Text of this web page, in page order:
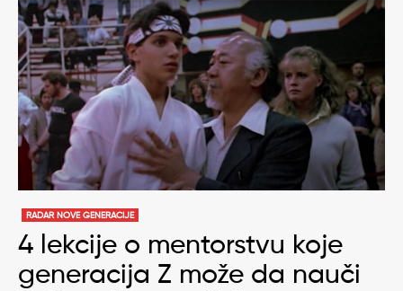
RADAR NOVE GENERACIJE
4 lekcije o mentorstvu koje
generacija Z može da nauči